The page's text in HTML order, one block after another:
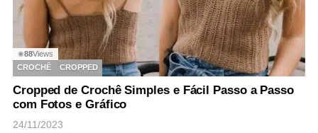
◉88Views
CROCHÊ
CROPPED
Cropped de Crochê Simples e Fácil Passo a Passo
com Fotos e Gráfico
24/11/2023